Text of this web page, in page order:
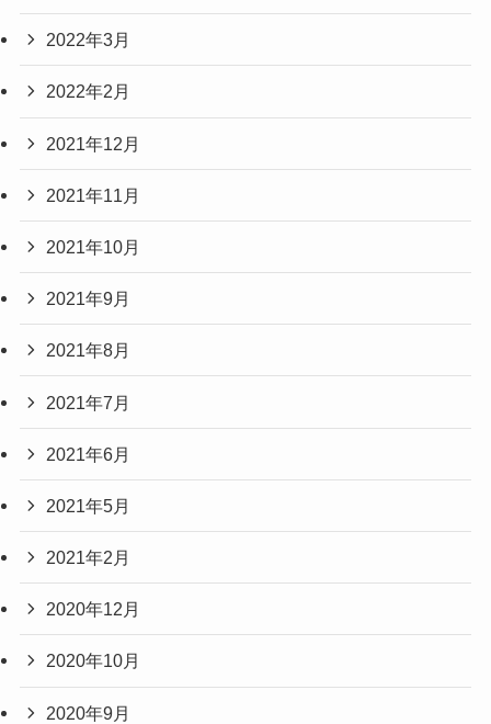
2022年3月
2022年2月
2021年12月
2021年11月
2021年10月
2021年9月
2021年8月
2021年7月
2021年6月
2021年5月
2021年2月
2020年12月
2020年10月
2020年9月